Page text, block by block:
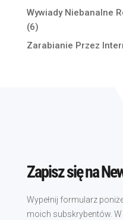
Wywiady Niebanalne
(6)
Zarabianie Przez
Zapisz się na
Wypełnij formularz
moich subskrybentów.